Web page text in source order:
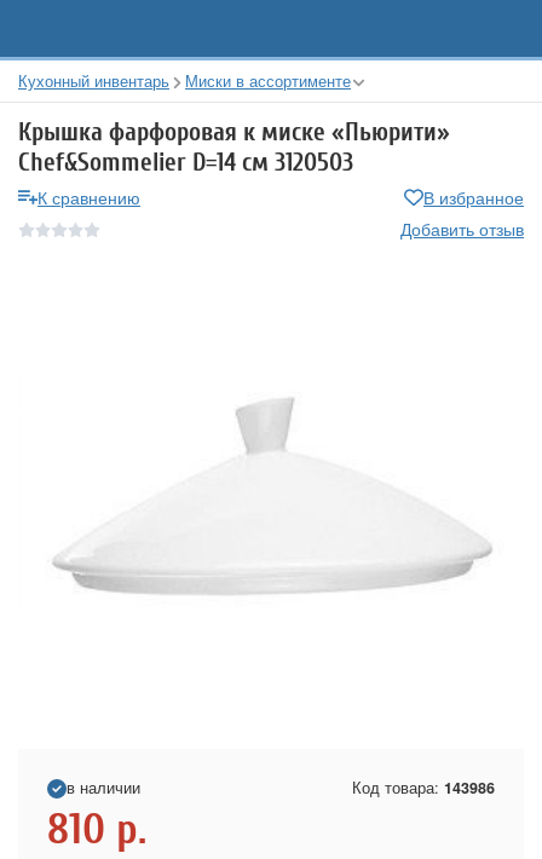
Кухонный инвентарь Миски в ассортименте
Крышка фарфоровая к миске «Пьюрити»
Chef&Sommelier D=14 см 3120503
К сравнению
В избранное
Добавить отзыв
в наличии Код товара: 143986
810 р.